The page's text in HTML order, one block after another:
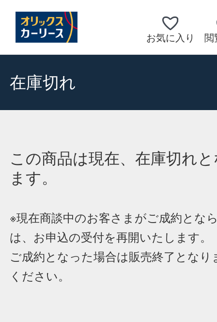
お気に入り 閲
在庫切れ
この商品は現在、在庫切れ
ます。
※現在商談中のお客さまがご成約とな
は、お申込の受付を再開いたします。
ご成約となった場合は販売終了となり
ください。